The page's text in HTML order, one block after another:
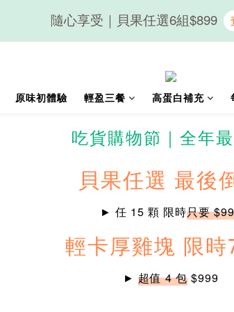
隨心享受｜貝果任選6組$899
新會員送50元購物金｜LINE註冊再送優
隨心享受｜貝果任選6組$899
原味初體驗 輕盈三餐 高蛋白補充
吃貨購物節｜全年
貝果任選 最後
► 任 15 顆 限時只要
輕卡厚雞塊 限時
► 超值 4 包 $999